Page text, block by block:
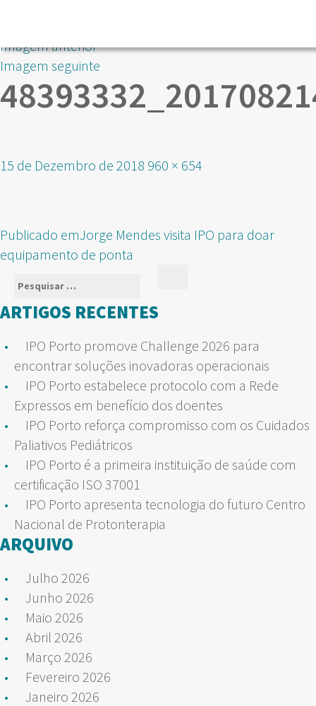
Imagem anterior
Imagem seguinte
Publicado
15 de Dezembro de 2018 Tamanho
960 × 654
NAVEGAÇÃO
DE
ARTIGOS
Publicado emJorge Mendes visita IPO para doar
equipamento de ponta
Pesquisar
por:
ARTIGOS RECENTES
IPO Porto promove Challenge 2026 para
encontrar soluções inovadoras operacionais
IPO Porto estabelece protocolo com a Rede
Expressos em benefício dos doentes
IPO Porto reforça compromisso com os Cuidados
Paliativos Pediátricos
IPO Porto é a primeira instituição de saúde com
certificação ISO 37001
IPO Porto apresenta tecnologia do futuro Centro
Nacional de Protonterapia
ARQUIVO
Julho 2026
Junho 2026
Maio 2026
Abril 2026
Março 2026
Fevereiro 2026
Janeiro 2026